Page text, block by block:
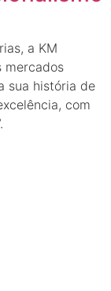
a KM
mercados
sua história de
com